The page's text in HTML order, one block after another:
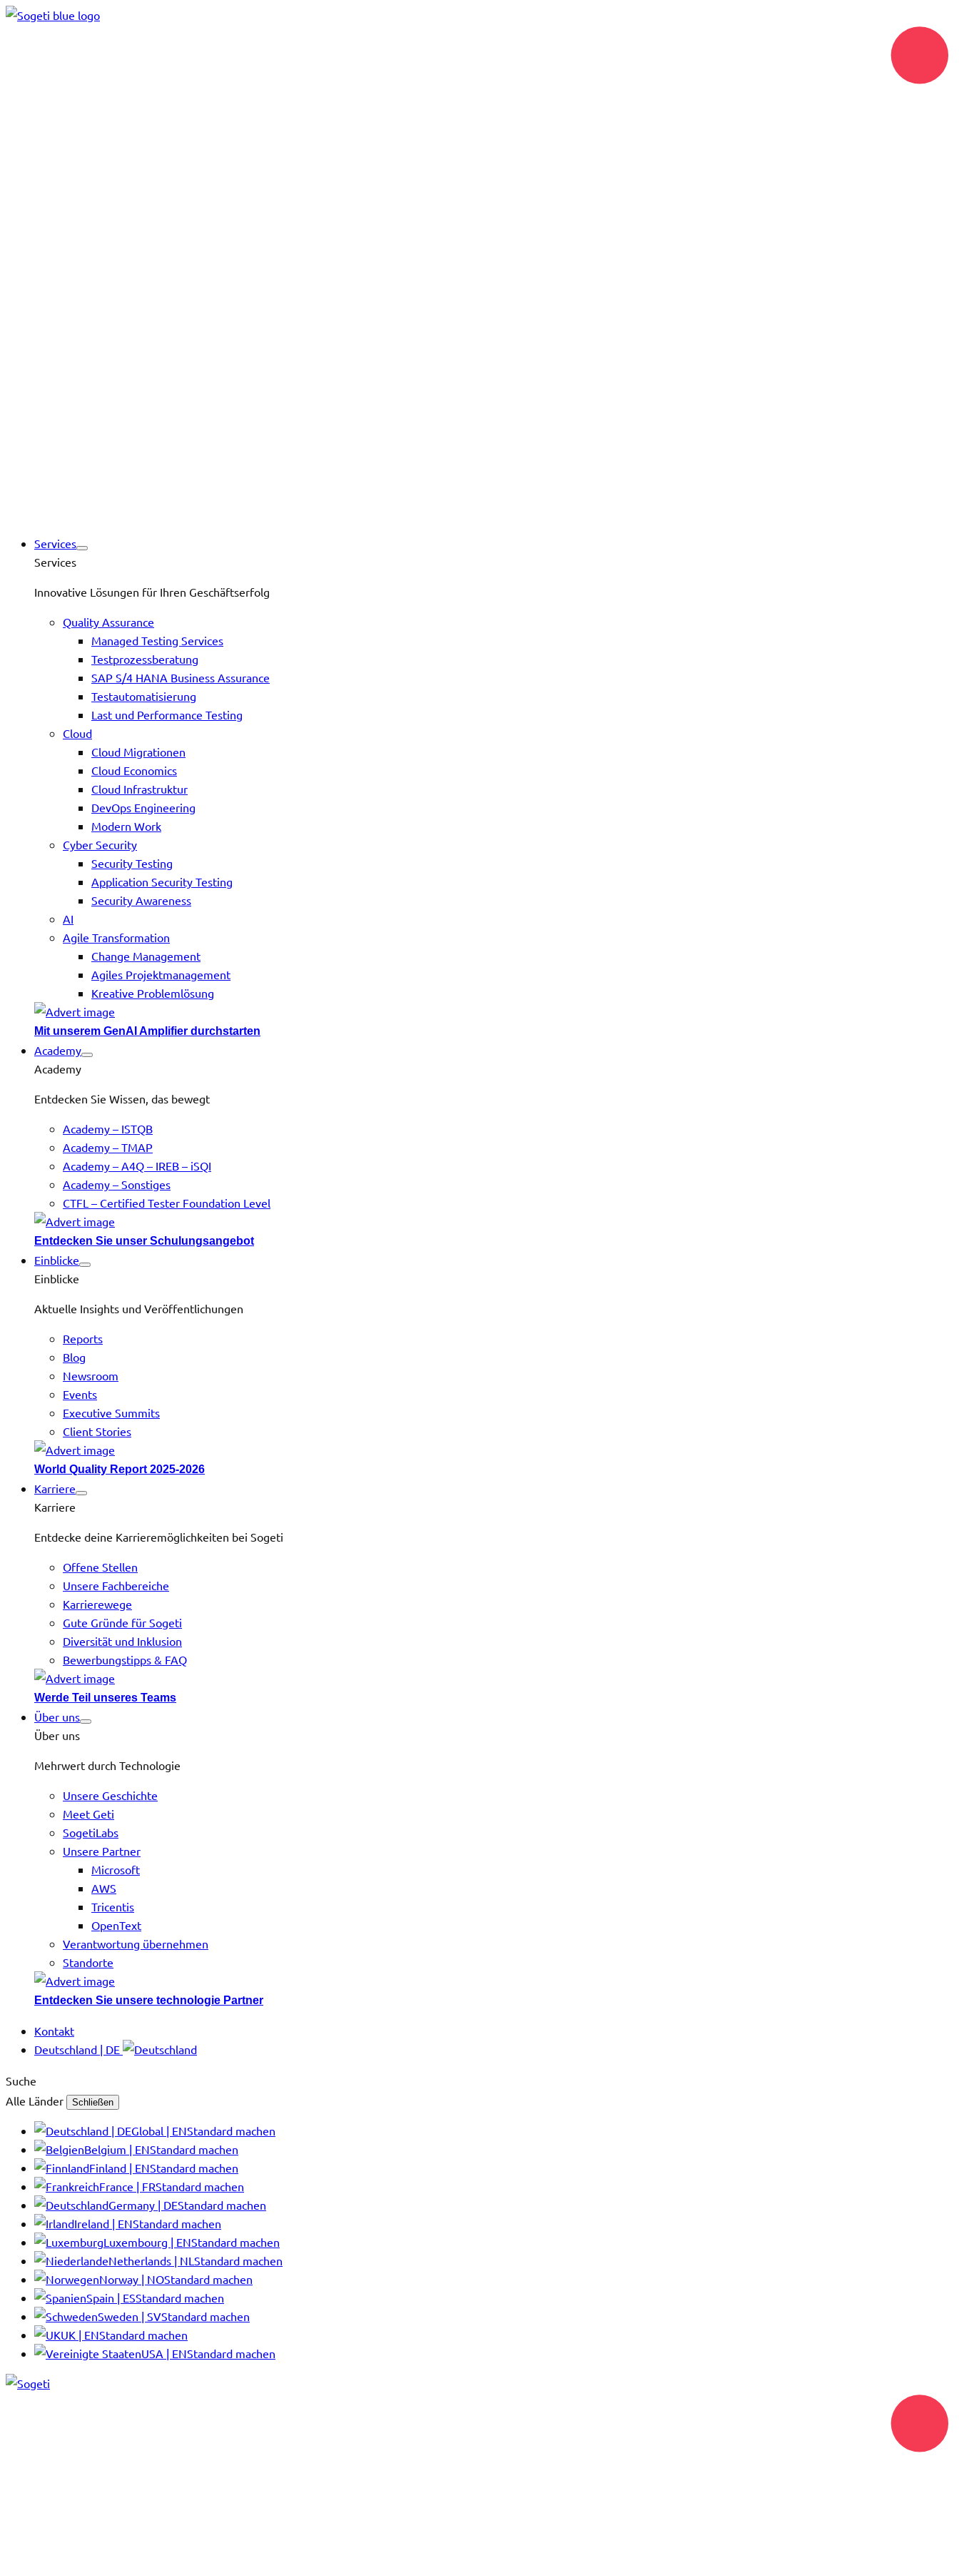
Services
Services
Innovative Lösungen für Ihren Geschäftserfolg
Quality Assurance
Managed Testing Services
Testprozessberatung
SAP S/4 HANA Business Assurance
Testautomatisierung
Last und Performance Testing
Cloud
Cloud Migrationen
Cloud Economics
Cloud Infrastruktur
DevOps Engineering
Modern Work
Cyber Security
Security Testing
Application Security Testing
Security Awareness
AI
Agile Transformation
Change Management
Agiles Projektmanagement
Kreative Problemlösung
Mit unserem GenAI Amplifier durchstarten
Academy
Academy
Entdecken Sie Wissen, das bewegt
Academy – ISTQB
Academy – TMAP
Academy – A4Q – IREB – iSQI
Academy – Sonstiges
CTFL – Certified Tester Foundation Level
Entdecken Sie unser Schulungsangebot
Einblicke
Einblicke
Aktuelle Insights und Veröffentlichungen
Reports
Blog
Newsroom
Events
Executive Summits
Client Stories
World Quality Report 2025-2026
Karriere
Karriere
Entdecke deine Karrieremöglichkeiten bei Sogeti
Offene Stellen
Unsere Fachbereiche
Karrierewege
Gute Gründe für Sogeti
Diversität und Inklusion
Bewerbungstipps & FAQ
Werde Teil unseres Teams
Über uns
Über uns
Mehrwert durch Technologie
Unsere Geschichte
Meet Geti
SogetiLabs
Unsere Partner
Microsoft
AWS
Tricentis
OpenText
Verantwortung übernehmen
Standorte
Entdecken Sie unsere technologie Partner
Kontakt
Deutschland | DE
Suche
Alle Länder
Schließen
Global | ENStandard machen
Belgium | ENStandard machen
Finland | ENStandard machen
France | FRStandard machen
Germany | DEStandard machen
Ireland | ENStandard machen
Luxembourg | ENStandard machen
Netherlands | NL Standard machen
Norway | NOStandard machen
Spain | ESStandard machen
Sweden | SVStandard machen
UK | ENStandard machen
USA | ENStandard machen